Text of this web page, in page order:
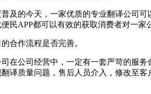
及的今天，一家优质的专业翻译公司
民APP都可以有效的获取消费者对一家
合作流程是否完善。
在公司经营中，一定有一套严苛的服
译质量问题，售后人员介入，修改至